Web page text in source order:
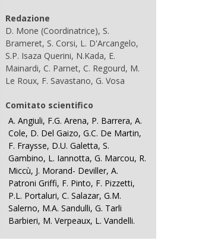
Redazione
D. Mone (Coordinatrice), S.
Brameret, S. Corsi, L. D'Arcangelo,
S.P. Isaza Querini, N.Kada, E.
Mainardi, C. Parnet, C. Regourd, M.
Le Roux, F. Savastano, G. Vosa
Comitato scientifico
A. Angiuli, F.G. Arena, P. Barrera, A.
Cole, D. Del Gaizo, G.C. De Martin,
F. Fraysse, D.U. Galetta, S.
Gambino, L. Iannotta, G. Marcou, R.
Miccù, J. Morand- Deviller, A.
Patroni Griffi, F. Pinto, F. Pizzetti,
P.L. Portaluri, C. Salazar, G.M.
Salerno, M.A. Sandulli, G. Tarli
Barbieri, M. Verpeaux, L. Vandelli.